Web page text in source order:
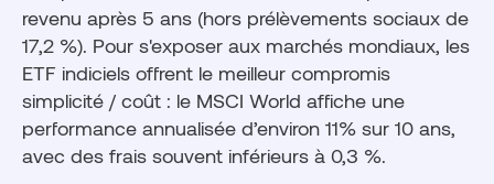
revenu après 5 ans (hors prélèvements sociaux de
17,2 %). Pour s'exposer aux marchés mondiaux, les
ETF indiciels offrent le meilleur compromis
simplicité / coût : le MSCI World affiche une
performance annualisée d’environ 11% sur 10 ans,
avec des frais souvent inférieurs à 0,3 %.